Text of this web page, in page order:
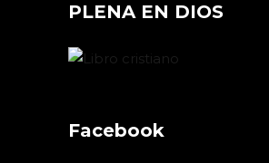
PLENA EN DIOS
Facebook